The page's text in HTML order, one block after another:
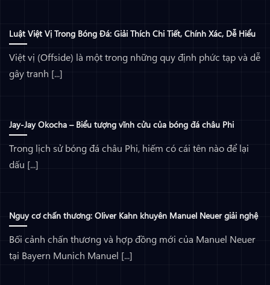
Luật Việt Vị Trong Bóng Đá: Giải Thích Chi Tiết, Chính Xác, Dễ Hiểu
Việt vị (Offside) là một trong những quy định phức tạp và dễ
gây tranh [...]
Jay-Jay Okocha – Biểu tượng vĩnh cửu của bóng đá châu Phi
Trong lịch sử bóng đá châu Phi, hiếm có cái tên nào để lại
dấu [...]
Nguy cơ chấn thương: Oliver Kahn khuyên Manuel Neuer giải nghệ
Bối cảnh chấn thương và hợp đồng mới của Manuel Neuer
tại Bayern Munich Manuel [...]